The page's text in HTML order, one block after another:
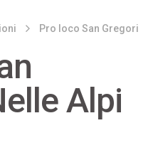
Pro loco San Gregorio
Alpi